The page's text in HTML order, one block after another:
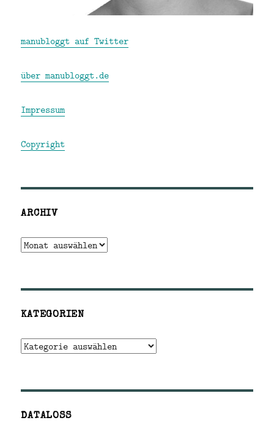
manubloggt auf Twitter
über manubloggt.de
Impressum
Copyright
ARCHIV
Archiv
KATEGORIEN
Kategorien
DATALOSS